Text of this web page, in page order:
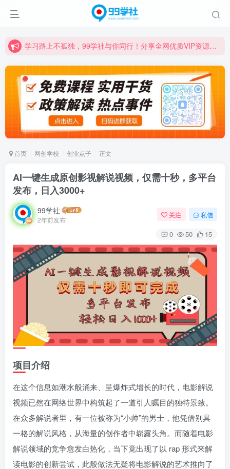
学习路上不孤独，99学社与你同行！分享全网优质VIP资源，炒股教程、创业教程、网络营销教程、自媒体短视频教程等，长期更新各大精品创业项目！
学习路上不孤独，99学社与你同行！分享全网优质VIP资源，炒股教程、创业教程、网络营销教程、自媒体短视频教程等，长期更新各大精品创业项目！
首页 网创学校 创业点子 正文
AI一键生成原创影视解说视频，仅需十秒，多平台
发布，日入3000+
99学社
2年前发布
关注 私信
0 50 15
项目介绍
在这个信息如潮水般涌来、呈爆炸式增长的时代，电影解说
视频已然在网络世界中构筑起了一道引人瞩目的独特景致。
在众多解说者里，有一位被称为“小帅”的男士，他凭借别具
一格的解说风格，从海量的创作者中崭露头角。而随着电影
解说领域的竞争愈发白热化，当下竟出现了以 rap 形式来解
读电影的创新尝试，此般做法无疑将电影解说的艺术推向了